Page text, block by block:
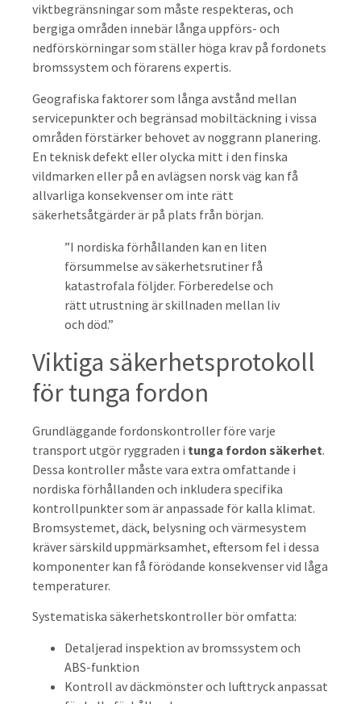
viktbegränsningar som måste respekteras, och
bergiga områden innebär långa uppförs- och
nedförskörningar som ställer höga krav på fordonets
bromssystem och förarens expertis.
Geografiska faktorer som långa avstånd mellan
servicepunkter och begränsad mobiltäckning i vissa
områden förstärker behovet av noggrann planering.
En teknisk defekt eller olycka mitt i den finska
vildmarken eller på en avlägsen norsk väg kan få
allvarliga konsekvenser om inte rätt
säkerhetsåtgärder är på plats från början.
”I nordiska förhållanden kan en liten
försummelse av säkerhetsrutiner få
katastrofala följder. Förberedelse och
rätt utrustning är skillnaden mellan liv
och död.”
Viktiga säkerhetsprotokoll
för tunga fordon
Grundläggande fordonskontroller före varje
transport utgör ryggraden i tunga fordon säkerhet.
Dessa kontroller måste vara extra omfattande i
nordiska förhållanden och inkludera specifika
kontrollpunkter som är anpassade för kalla klimat.
Bromsystemet, däck, belysning och värmesystem
kräver särskild uppmärksamhet, eftersom fel i dessa
komponenter kan få förödande konsekvenser vid låga
temperaturer.
Systematiska säkerhetskontroller bör omfatta:
Detaljerad inspektion av bromssystem och
ABS-funktion
Kontroll av däckmönster och lufttryck anpassat